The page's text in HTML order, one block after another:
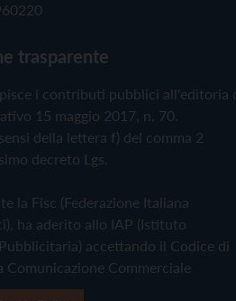
trasparente
i contributi pubblici all'editoria
15 maggio 2017, n. 70.
della lettera f) del comma 2
decreto Lgs.
la Fisc (Federazione Italiana
ha aderito allo IAP (Istituto
accettando il Codice di
Commerciale